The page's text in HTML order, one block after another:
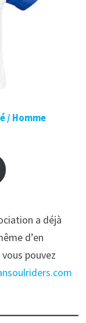
/ Homme
a déjà
d’en
pouvez